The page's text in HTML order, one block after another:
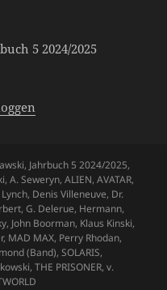
5 2024/2025
, Jahrbuch 5 2024/2025,
,A. Seweryn,ALIEN,AVATAR,
, Denis Villeneuve, Dr.
,G. Delerue, Hermann,
, John Boorman, Klaus Kinski,
, MAD MAX, Perry Rhodan,
(Band),SOLARIS,
,THE PRISONER,v.